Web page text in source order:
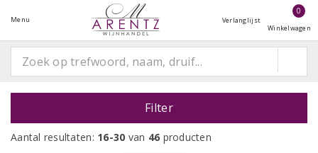
Menu Verlanglijst
0
Winkelwagen
Filter
Aantal resultaten: 16-30 van 46 producten